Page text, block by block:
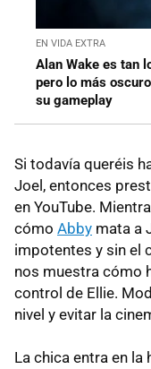
EN VIDA EXTRA
Alan Wake es tan
pero lo más
su gameplay
Si todavía queréis
Joel, entonces
en YouTube.
cómo Abby mata a
impotentes y sin el
nos muestra cómo
control de Ellie.
nivel y evitar la
La chica entra en